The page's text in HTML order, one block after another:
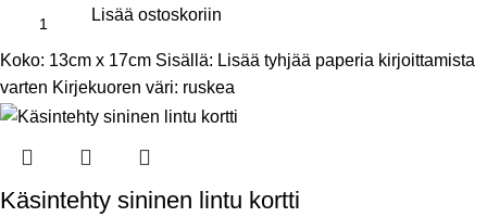
Lisää ostoskoriin
Koko: 13cm x 17cm Sisällä: Lisää tyhjää paperia kirjoittamista
varten Kirjekuoren väri: ruskea
Käsintehty sininen lintu kortti